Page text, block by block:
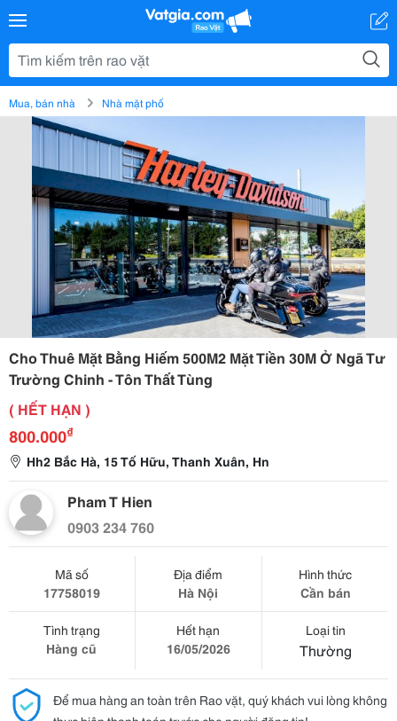
Mua, bán nhà Nhà mặt phố
Cho Thuê Mặt Bằng Hiếm 500M2 Mặt Tiền 30M Ở Ngã Tư
Trường Chinh - Tôn Thất Tùng
( HẾT HẠN )
800.000₫
Hh2 Bắc Hà, 15 Tố Hữu, Thanh Xuân, Hn
Pham T Hien
0903 234 760
Mã số
17758019
Địa điểm
Hà Nội
Hình thức
Cần bán
Tình trạng
Hàng cũ
Hết hạn
16/05/2026
Loại tin
Thường
Để mua hàng an toàn trên Rao vặt, quý khách vui lòng không